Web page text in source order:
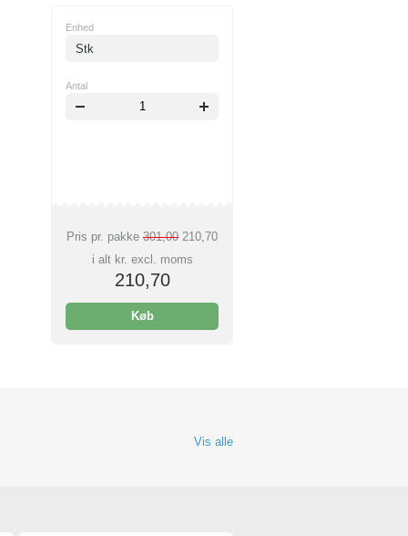
Enhed
Stk
Antal
Pris pr. pakke 301,00 210,70
i alt kr. excl. moms
210,70
Køb
Vis alle